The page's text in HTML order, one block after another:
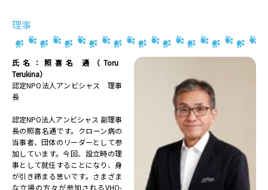
理事
氏名：照喜名 通（Toru
Terukina）
認定NPO法人アンビシャス 理事
長
認定NPO法人アンビシャス 副理事
長の照喜名通です。クローン病の
当事者、団体のリーダーとして参
加しています。今回、設立時の理
事として就任することになり、身
が引き締まる思いです。さまざま
な立場の方々が参加されるVHO-